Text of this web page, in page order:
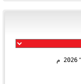
2026 م